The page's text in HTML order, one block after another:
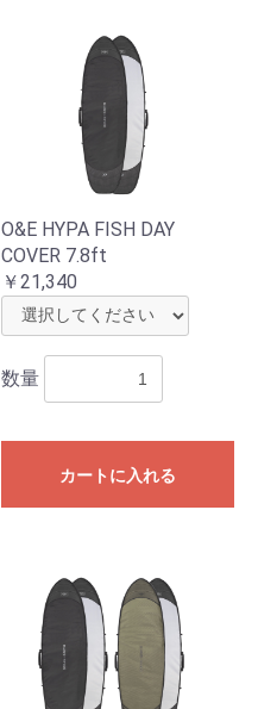
O&E HYPA FISH DAY
COVER 7.8ft
￥21,340
数量
カートに入れる